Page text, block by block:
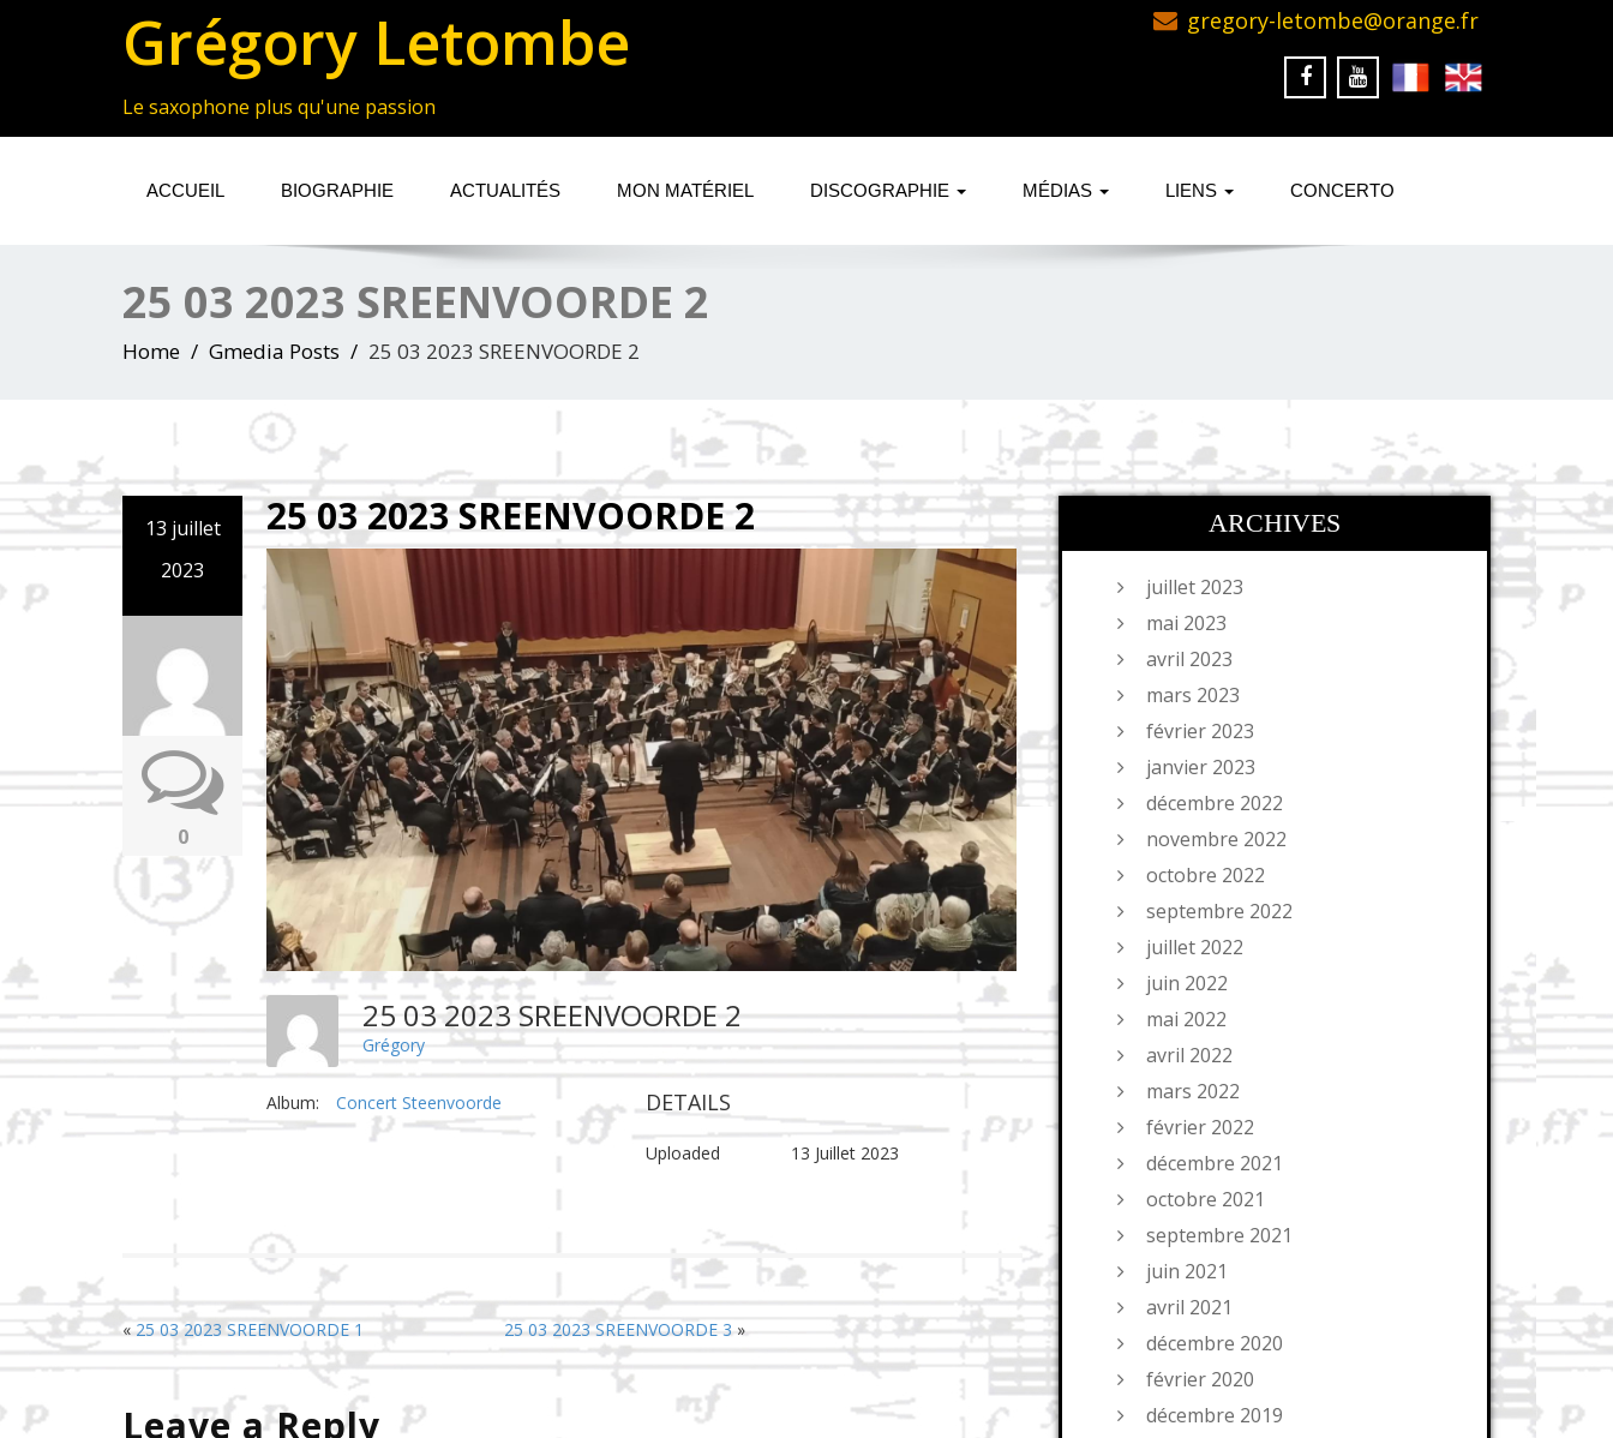
Grégory Letombe
Le saxophone plus qu'une passion
gregory-letombe@orange.fr
ACCUEIL BIOGRAPHIE ACTUALITÉS MON MATÉRIEL DISCOGRAPHIE MÉDIAS LIENS CONCERTO
25 03 2023 SREENVOORDE 2
Home Gmedia Posts 25 03 2023 SREENVOORDE 2
13 juillet
2023
0
25 03 2023 SREENVOORDE 2
25 03 2023 SREENVOORDE 2
Grégory
Album: Concert Steenvoorde DETAILS
Uploaded 13 Juillet 2023
«25 03 2023 SREENVOORDE 1 25 03 2023 SREENVOORDE 3»
Leave a Reply
ARCHIVES
juillet 2023
mai 2023
avril 2023
mars 2023
février 2023
janvier 2023
décembre 2022
novembre 2022
octobre 2022
septembre 2022
juillet 2022
juin 2022
mai 2022
avril 2022
mars 2022
février 2022
décembre 2021
octobre 2021
septembre 2021
juin 2021
avril 2021
décembre 2020
février 2020
décembre 2019